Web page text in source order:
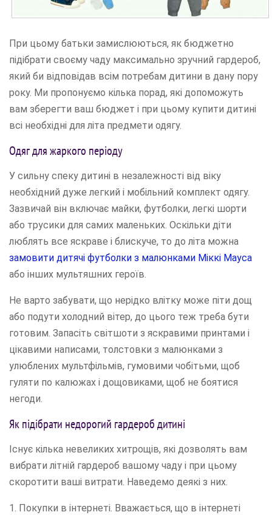
При цьому батьки замислюються, як бюджетно
підібрати своєму чаду максимально зручний гардероб,
який би відповідав всім потребам дитини в дану пору
року. Ми пропонуємо кілька порад, які допоможуть
вам зберегти ваш бюджет і при цьому купити дитині
всі необхідні для літа предмети одягу.
Одяг для жаркого періоду
У сильну спеку дитині в незалежності від віку
необхідний дуже легкий і мобільний комплект одягу.
Зазвичай він включає майки, футболки, легкі шорти
або трусики для самих маленьких. Оскільки діти
люблять все яскраве і блискуче, то до літа можна
замовити дитячі футболки з малюнками Міккі Мауса
або інших мультяшних героїв.
Не варто забувати, що нерідко влітку може піти дощ
або подути холодний вітер, до цього теж треба бути
готовим. Запасіть світшоти з яскравими принтами і
цікавими написами, толстовки з малюнками з
улюблених мультфільмів, гумовими чобітьми, щоб
гуляти по калюжах і дощовиками, щоб не боятися
негоди.
Як підібрати недорогий гардероб дитині
Існує кілька невеликих хитрощів, які дозволять вам
вибрати літній гардероб вашому чаду і при цьому
скоротити ваші витрати. Наведемо деякі з них.
1. Покупки в інтернеті. Вважається, що в інтернеті